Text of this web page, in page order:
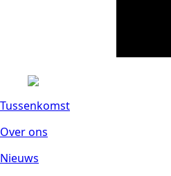
Tussenkomst
Over ons
Nieuws